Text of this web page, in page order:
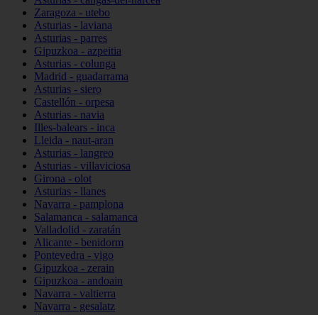
Zaragoza - utebo
Asturias - laviana
Asturias - parres
Gipuzkoa - azpeitia
Asturias - colunga
Madrid - guadarrama
Asturias - siero
Castellón - orpesa
Asturias - navia
Illes-balears - inca
Lleida - naut-aran
Asturias - langreo
Asturias - villaviciosa
Girona - olot
Asturias - llanes
Navarra - pamplona
Salamanca - salamanca
Valladolid - zaratán
Alicante - benidorm
Pontevedra - vigo
Gipuzkoa - zerain
Gipuzkoa - andoain
Navarra - valtierra
Navarra - gesalatz